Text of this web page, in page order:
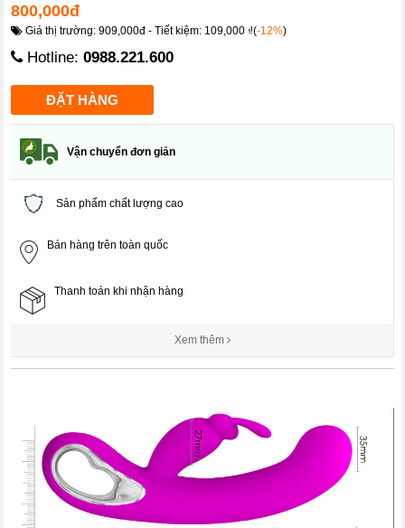
800,000đ
Giá thị trường: 909,000đ - Tiết kiệm: 109,000 ₫(-12%)
Hotline:0988.221.600
Vận chuyển đơn giản
Sản phẩm chất lượng cao
Bán hàng trên toàn quốc
Thanh toán khi nhận hàng
Xem thêm